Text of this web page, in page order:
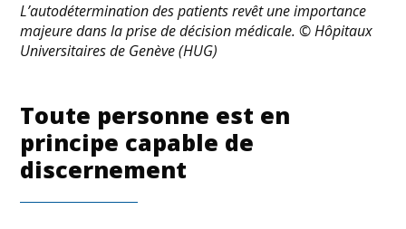
L’autodétermination des patients revêt une importance
majeure dans la prise de décision médicale. © Hôpitaux
Universitaires de Genève (HUG)
Toute personne est en
principe capable de
discernement